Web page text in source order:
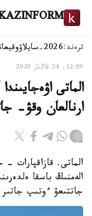
ترەند:2026-سايلاۋ وقيعا
12:09, 24 قاڭتار 2020
الماتى
ارنالعان وقۋ-
الماتى. قازاقپارات -
الەمنىڭ باسقا
جاتتىعۋ ءوتىپ